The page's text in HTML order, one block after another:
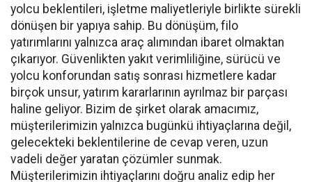
yolcu beklentileri, işletme maliyetleriyle birlikte sürekli
dönüşen bir yapıya sahip. Bu dönüşüm, filo
yatırımlarını yalnızca araç alımından ibaret olmaktan
çıkarıyor. Güvenlikten yakıt verimliliğine, sürücü ve
yolcu konforundan satış sonrası hizmetlere kadar
birçok unsur, yatırım kararlarının ayrılmaz bir parçası
haline geliyor. Bizim de şirket olarak amacımız,
müşterilerimizin yalnızca bugünkü ihtiyaçlarına değil,
gelecekteki beklentilerine de cevap veren, uzun
vadeli değer yaratan çözümler sunmak.
Müşterilerimizin ihtiyaçlarını doğru analiz edip her